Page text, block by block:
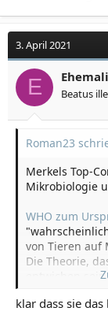
3. April 2021
E Beatus
Roman23
Merkels Top-
Mikrobiologie
WHO zum
von Tieren auf
Die Theorie,
entwichen sein,
klar dass sie